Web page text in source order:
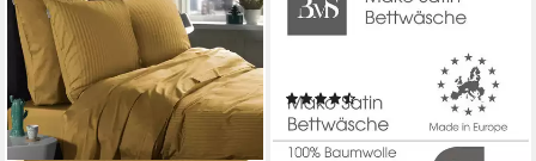
Bettwäsche Banda, Mako-
Satin, 2 teilig, hochwertiges
Mako-Satin, Streifen Satin,
Bettwäsche ab 135x200 cm.
ab 79,95 €
lieferbar - in 6-8 Werktagen bei dir
Bettwäsche Mako Satin
Ornament, Mako-Satin, 2 teilig
(6)
ab 49,95 €
lieferbar - in 2-3 Werktagen bei dir